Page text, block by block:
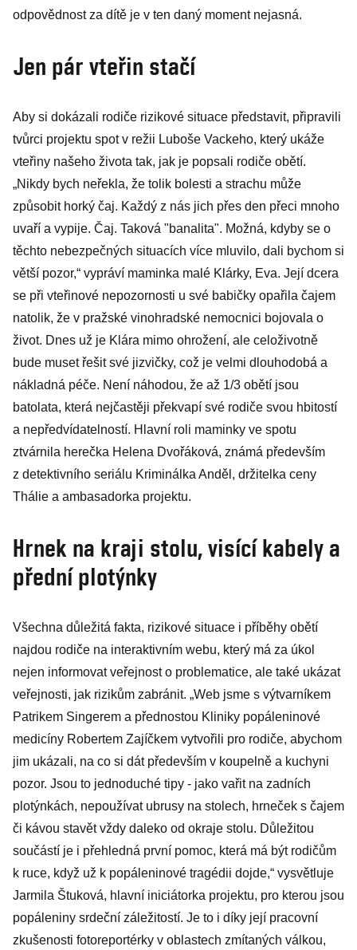
odpovědnost za dítě je v ten daný moment nejasná.
Jen pár vteřin stačí
Aby si dokázali rodiče rizikové situace představit, připravili
tvůrci projektu spot v režii Luboše Vackeho, který ukáže
vteřiny našeho života tak, jak je popsali rodiče obětí.
„Nikdy bych neřekla, že tolik bolesti a strachu může
způsobit horký čaj. Každý z nás jich přes den přeci mnoho
uvaří a vypije. Čaj. Taková "banalita". Možná, kdyby se o
těchto nebezpečných situacích více mluvilo, dali bychom si
větší pozor,“ vypráví maminka malé Klárky, Eva. Její dcera
se při vteřinové nepozornosti u své babičky opařila čajem
natolik, že v pražské vinohradské nemocnici bojovala o
život. Dnes už je Klára mimo ohrožení, ale celoživotně
bude muset řešit své jizvičky, což je velmi dlouhodobá a
nákladná péče. Není náhodou, že až 1/3 obětí jsou
batolata, která nejčastěji překvapí své rodiče svou hbitostí
a nepředvídatelností. Hlavní roli maminky ve spotu
ztvárnila herečka Helena Dvořáková, známá především
z detektivního seriálu Kriminálka Anděl, držitelka ceny
Thálie a ambasadorka projektu.
Hrnek na kraji stolu, visící kabely a
přední plotýnky
Všechna důležitá fakta, rizikové situace i příběhy obětí
najdou rodiče na interaktivním webu, který má za úkol
nejen informovat veřejnost o problematice, ale také ukázat
veřejnosti, jak rizikům zabránit. „Web jsme s výtvarníkem
Patrikem Singerem a přednostou Kliniky popáleninové
medicíny Robertem Zajíčkem vytvořili pro rodiče, abychom
jim ukázali, na co si dát především v koupelně a kuchyni
pozor. Jsou to jednoduché tipy - jako vařit na zadních
plotýnkách, nepoužívat ubrusy na stolech, hrneček s čajem
či kávou stavět vždy daleko od okraje stolu. Důležitou
součástí je i přehledná první pomoc, která má být rodičům
k ruce, když už k popáleninové tragédii dojde,“ vysvětluje
Jarmila Štuková, hlavní iniciátorka projektu, pro kterou jsou
popáleniny srdeční záležitostí. Je to i díky její pracovní
zkušenosti fotoreportérky v oblastech zmítaných válkou,